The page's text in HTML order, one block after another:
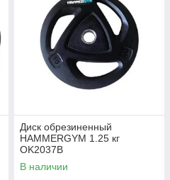
Диск обрезиненный
HAMMERGYM 1.25 кг
OK2037B
В наличии